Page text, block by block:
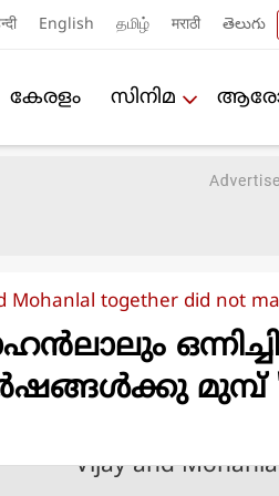
English தமிழ் मराठी తెలుగు
കേരളം സിനിമ
Mohanlal together did not
മുമ്പ്